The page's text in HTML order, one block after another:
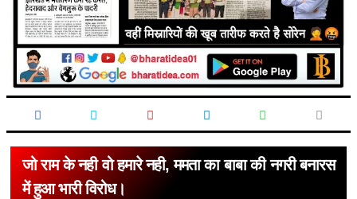
जो राम के नही वो हमारे नही, ममता का बाबा की नगरी बनारस
में हुआ भारी विरोध।